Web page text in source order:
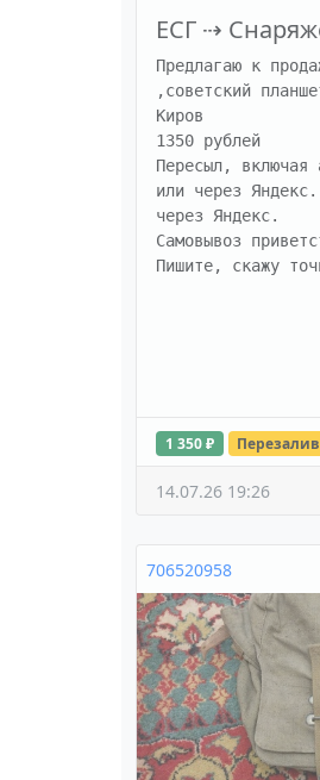
ЕСГ ⇢
Предлагаю к
,советский
Киров
1350 рублей
Пересыл, включая
или через
через Яндекс.
Самовывоз
Пишите, скажу
1 350 ₽ Перезалив
14.07.26 19:26
706520958